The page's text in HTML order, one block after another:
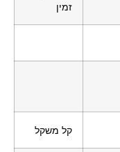
זמין
קל משקל